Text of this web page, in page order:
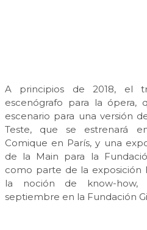
A principios de 2018, el
escenógrafo para la ópera,
escenario para una versión
Teste, que se estrenará
Comique en París, y una
de la Main para la
como parte de la exposición
la noción de know-how,
septiembre en la Fundación